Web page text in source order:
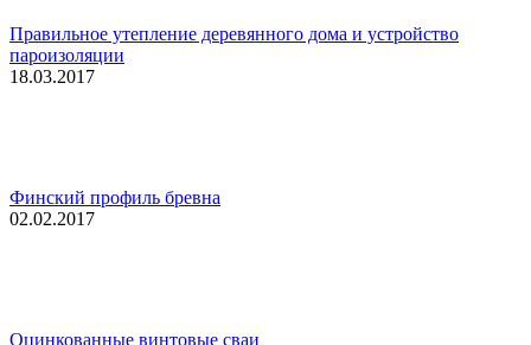
Правильное утепление деревянного дома и устройство
пароизоляции
18.03.2017
Финский профиль бревна
02.02.2017
Оцинкованные винтовые сваи